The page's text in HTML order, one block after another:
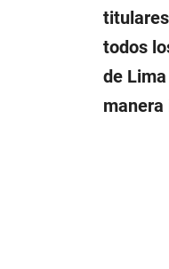
todos
de
manera